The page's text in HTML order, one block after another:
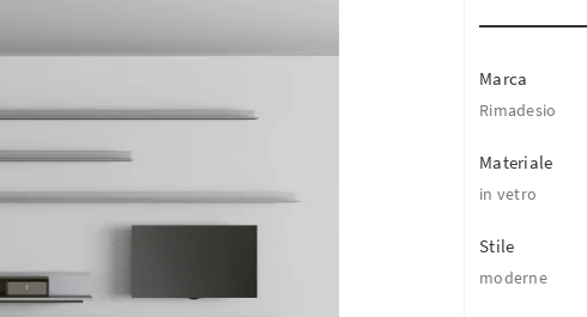
Marca
Rimadesio
Materiale
in vetro
Stile
moderne